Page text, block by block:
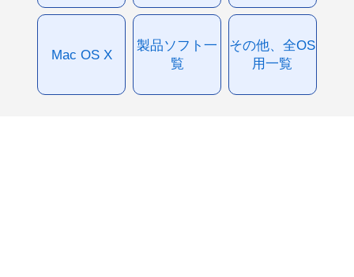
Mac OS X
製品ソフト一
覧
その他、全OS
用一覧